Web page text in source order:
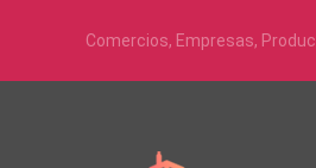
Comercios, Empresas,